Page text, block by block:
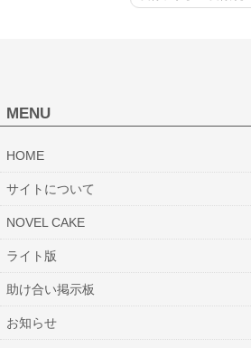
MENU
HOME
サイトについて
NOVEL CAKE
ライト版
助け合い掲示板
お知らせ